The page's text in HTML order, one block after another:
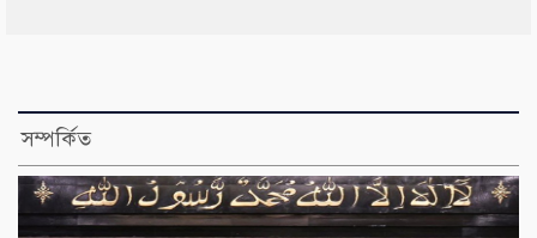
সম্পর্কিত